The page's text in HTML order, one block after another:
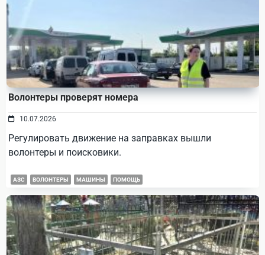
Волонтеры проверят номера
10.07.2026
Регулировать движение на заправках вышли
волонтеры и поисковики.
АЗС ВОЛОНТЕРЫ МАШИНЫ ПОМОЩЬ